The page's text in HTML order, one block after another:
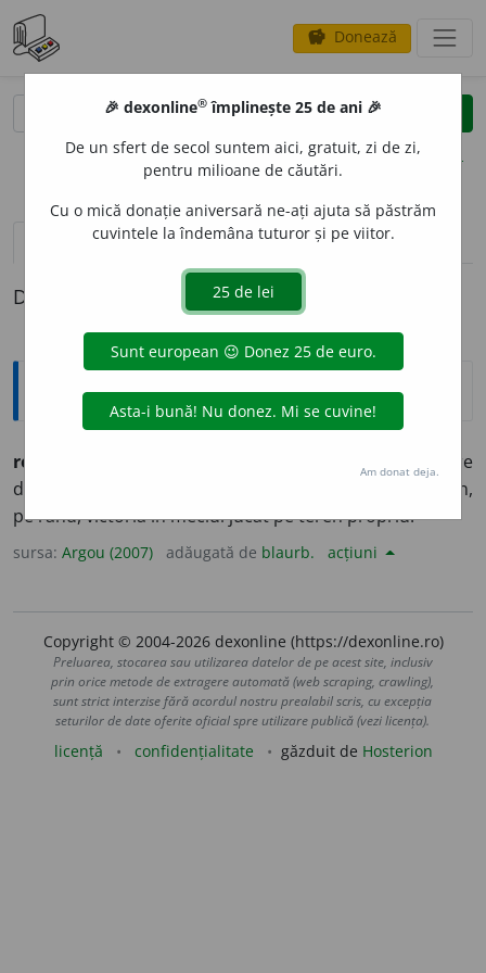
savings Donează
clear
opțiuni
definiții (1) pronunțievolume_up (11)
Definiția cu ID-ul 538616:
Argou
reciprocitate,
înțelegere prin care
două echipe sportive înscrise într-un campionat obțin,
pe rând, victoria în meciul jucat pe teren propriu.
sursa: Argou (2007) adăugată de blaurb. acțiuni
Copyright © 2004-2026 dexonline (https://dexonline.ro)
Preluarea, stocarea sau utilizarea datelor de pe acest site, inclusiv
prin orice metode de extragere automată (web scraping, crawling),
sunt strict interzise fără acordul nostru prealabil scris, cu excepția
seturilor de date oferite oficial spre utilizare publică (vezi licența).
licență confidențialitate găzduit de Hosterion
🎉 dexonline® împlinește 25 de ani 🎉
De un sfert de secol suntem aici, gratuit, zi de zi,
pentru milioane de căutări.
Cu o mică donație aniversară ne-ați ajuta să păstrăm
cuvintele la îndemâna tuturor și pe viitor.
Am donat deja.